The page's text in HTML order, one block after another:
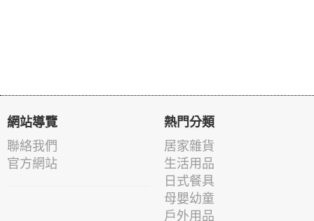
網站導覽
聯絡我們
官方網站
熱門分類
居家雜貨
生活用品
日式餐具
母嬰幼童
戶外用品